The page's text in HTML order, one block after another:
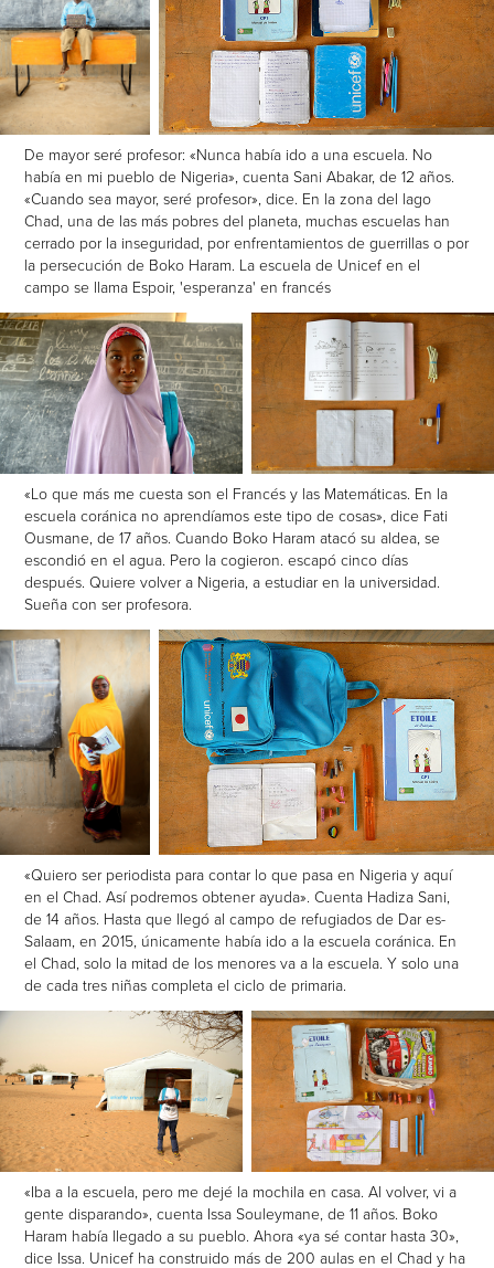
De mayor seré profesor: «Nunca había ido a una escuela. No
había en mi pueblo de Nigeria», cuenta Sani Abakar, de 12 años.
«Cuando sea mayor, seré profesor», dice. En la zona del lago
Chad, una de las más pobres del planeta, muchas escuelas han
cerrado por la inseguridad, por enfrentamientos de guerrillas o por
la persecución de Boko Haram. La escuela de Unicef en el
campo se llama Espoir, 'esperanza' en francés
«Lo que más me cuesta son el Francés y las Matemáticas. En la
escuela coránica no aprendíamos este tipo de cosas», dice Fati
Ousmane, de 17 años. Cuando Boko Haram atacó su aldea, se
escondió en el agua. Pero la cogieron. escapó cinco días
después. Quiere volver a Nigeria, a estudiar en la universidad.
Sueña con ser profesora.
«Quiero ser periodista para contar lo que pasa en Nigeria y aquí
en el Chad. Así podremos obtener ayuda». Cuenta Hadiza Sani,
de 14 años. Hasta que llegó al campo de refugiados de Dar es-
Salaam, en 2015, únicamente había ido a la escuela coránica. En
el Chad, solo la mitad de los menores va a la escuela. Y solo una
de cada tres niñas completa el ciclo de primaria.
«Iba a la escuela, pero me dejé la mochila en casa. Al volver, vi a
gente disparando», cuenta Issa Souleymane, de 11 años. Boko
Haram había llegado a su pueblo. Ahora «ya sé contar hasta 30»,
dice Issa. Unicef ha construido más de 200 aulas en el Chad y ha